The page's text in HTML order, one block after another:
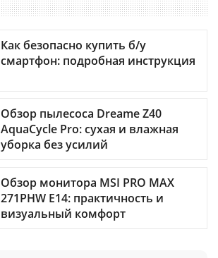
Как безопасно купить б/у
смартфон: подробная инструкция
Обзор пылесоса Dreame Z40
AquaCycle Pro: сухая и влажная
уборка без усилий
Обзор монитора MSI PRO MAX
271PHW E14: практичность и
визуальный комфорт